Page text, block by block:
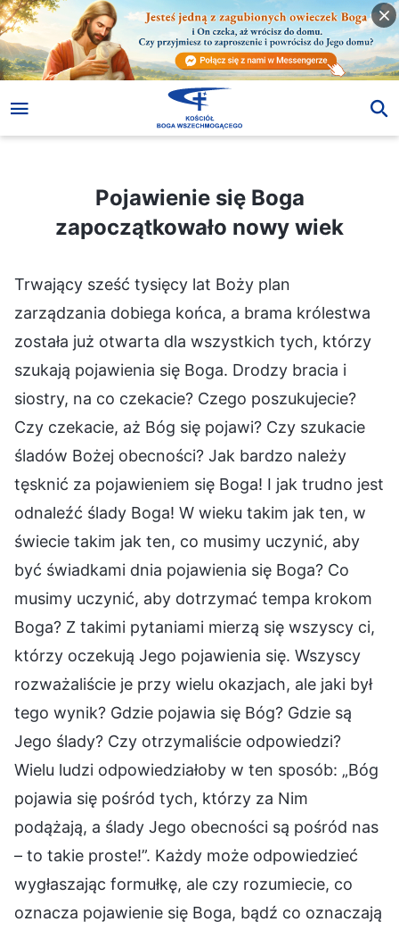
Pojawienie się Boga zapoczątkowało nowy wiek
Pojawienie się Boga
zapoczątkowało nowy wiek
Trwający sześć tysięcy lat Boży plan
zarządzania dobiega końca, a brama królestwa
została już otwarta dla wszystkich tych, którzy
szukają pojawienia się Boga. Drodzy bracia i
siostry, na co czekacie? Czego poszukujecie?
Czy czekacie, aż Bóg się pojawi? Czy szukacie
śladów Bożej obecności? Jak bardzo należy
tęsknić za pojawieniem się Boga! I jak trudno jest
odnaleźć ślady Boga! W wieku takim jak ten, w
świecie takim jak ten, co musimy uczynić, aby
być świadkami dnia pojawienia się Boga? Co
musimy uczynić, aby dotrzymać tempa krokom
Boga? Z takimi pytaniami mierzą się wszyscy ci,
którzy oczekują Jego pojawienia się. Wszyscy
rozważaliście je przy wielu okazjach, ale jaki był
tego wynik? Gdzie pojawia się Bóg? Gdzie są
Jego ślady? Czy otrzymaliście odpowiedzi?
Wielu ludzi odpowiedziałoby w ten sposób: „Bóg
pojawia się pośród tych, którzy za Nim
podążają, a ślady Jego obecności są pośród nas
– to takie proste!”. Każdy może odpowiedzieć
wygłaszając formułkę, ale czy rozumiecie, co
oznacza pojawienie się Boga, bądź co oznaczają